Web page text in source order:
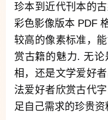
珍本到近代刊本的
彩色影像版本 PDF
较高的像素标准，
赏古籍的魅力. 无
相，还是文学爱好
法爱好者欣赏古代
足自己需求的珍贵资